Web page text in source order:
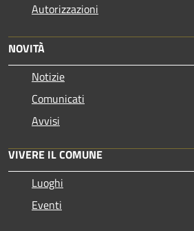
Autorizzazioni
NOVITÀ
Notizie
Comunicati
Avvisi
VIVERE IL COMUNE
Luoghi
Eventi